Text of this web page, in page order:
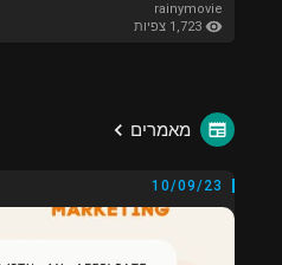
rainymovie
מאמרים
10/09/23